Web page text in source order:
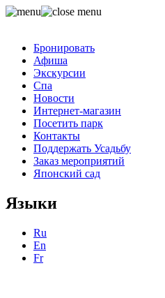
Бронировать
Афиша
Экскурсии
Спа
Новости
Интернет-магазин
Посетить парк
Контакты
Поддержать Усадьбу
Заказ мероприятий
Японский сад
Языки
Ru
En
Fr